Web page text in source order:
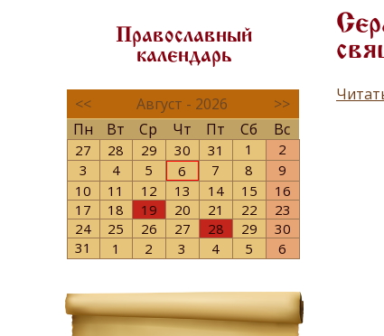
Православный
календарь
<< Август - 2026
>>
Пн
Вт Ср Чт Пт Сб Вс
27 28 29 30 31 1
2
3
4 5 6 7 8
9
10
11 12 13 14 15
16
17
18 19 20 21 22
23
24
25 26 27 28 29
30
31
1 2 3 4 5 6